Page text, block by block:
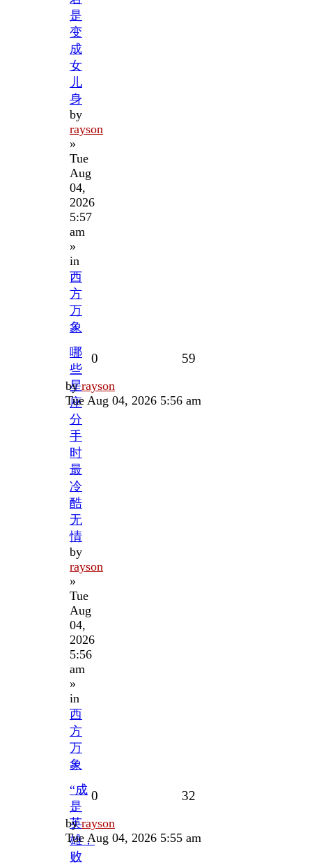
是
变
成
女
儿
身
by
rayson
»
Tue
Aug
04,
2026
5:57
am
»
in
西
方
万
象
哪
些
星
座
分
手
时
最
冷
酷
无
情
by
rayson
»
Tue
Aug
04,
2026
5:56
am
»
in
西
方
万
象
0 59
Last
post
byrayson
Tue Aug 04, 2026 5:56 am
“成
是
英
雄，
败
0 32
Last
post
byrayson
Tue Aug 04, 2026 5:55 am